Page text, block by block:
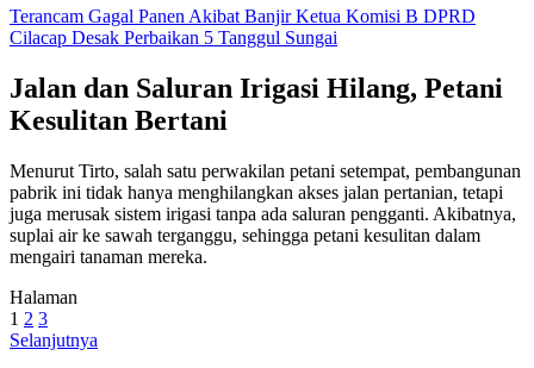
Terancam Gagal Panen Akibat Banjir Ketua Komisi B DPRD
Cilacap Desak Perbaikan 5 Tanggul Sungai
Jalan dan Saluran Irigasi Hilang, Petani
Kesulitan Bertani
Menurut Tirto, salah satu perwakilan petani setempat, pembangunan
pabrik ini tidak hanya menghilangkan akses jalan pertanian, tetapi
juga merusak sistem irigasi tanpa ada saluran pengganti. Akibatnya,
suplai air ke sawah terganggu, sehingga petani kesulitan dalam
mengairi tanaman mereka.
Halaman
1 2 3
Selanjutnya